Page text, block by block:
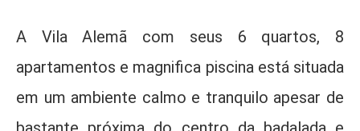
A Vila Alemã com seus 6 quartos, 8
apartamentos e magnifica piscina está situada
em um ambiente calmo e tranquilo apesar de